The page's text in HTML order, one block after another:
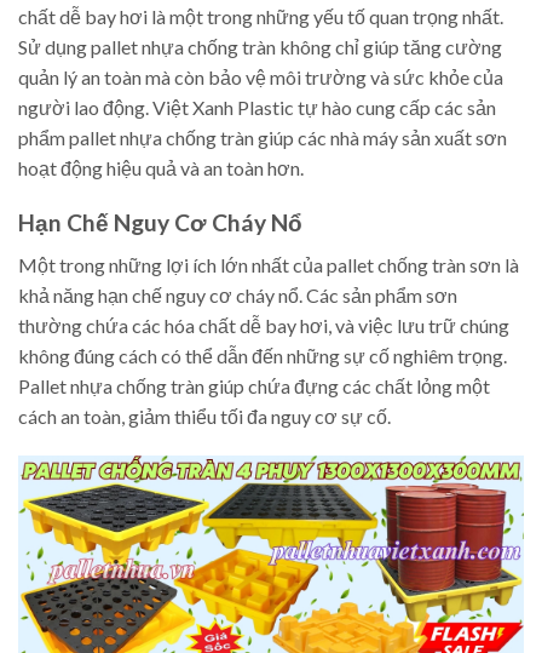
chất dễ bay hơi là một trong những yếu tố quan trọng nhất.
Sử dụng pallet nhựa chống tràn không chỉ giúp tăng cường
quản lý an toàn mà còn bảo vệ môi trường và sức khỏe của
người lao động. Việt Xanh Plastic tự hào cung cấp các sản
phẩm pallet nhựa chống tràn giúp các nhà máy sản xuất sơn
hoạt động hiệu quả và an toàn hơn.
Hạn Chế Nguy Cơ Cháy Nổ
Một trong những lợi ích lớn nhất của pallet chống tràn sơn là
khả năng hạn chế nguy cơ cháy nổ. Các sản phẩm sơn
thường chứa các hóa chất dễ bay hơi, và việc lưu trữ chúng
không đúng cách có thể dẫn đến những sự cố nghiêm trọng.
Pallet nhựa chống tràn giúp chứa đựng các chất lỏng một
cách an toàn, giảm thiểu tối đa nguy cơ sự cố.